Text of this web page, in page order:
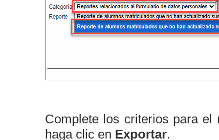
Complete los criterios para
haga clic en Exportar.